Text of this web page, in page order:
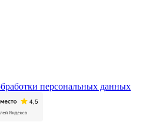
персональных данных